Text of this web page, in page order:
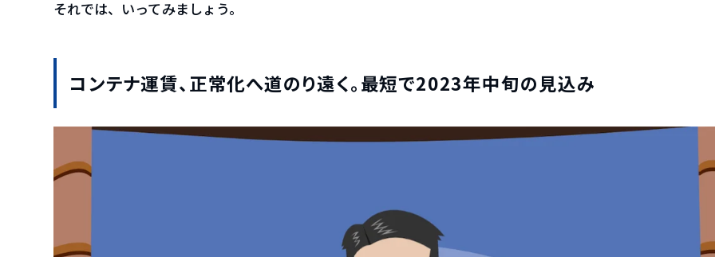
それでは、いってみましょう。
コンテナ運賃、正常化へ道のり遠く。最短で2023年中旬の見込み